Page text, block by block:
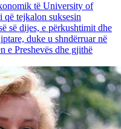
të University of
që tejkalon suksesin
së dijes, e përkushtimit dhe
duke u shndërruar në
e Preshevës dhe gjithë